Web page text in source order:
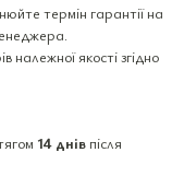
термін гарантії на
належної якості згідно
14 днів після